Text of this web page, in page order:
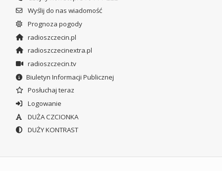
Wyślij do nas wiadomość
Prognoza pogody
radioszczecin.pl
radioszczecinextra.pl
radioszczecin.tv
Biuletyn Informacji Publicznej
Posłuchaj teraz
Logowanie
DUŻA CZCIONKA
DUŻY KONTRAST